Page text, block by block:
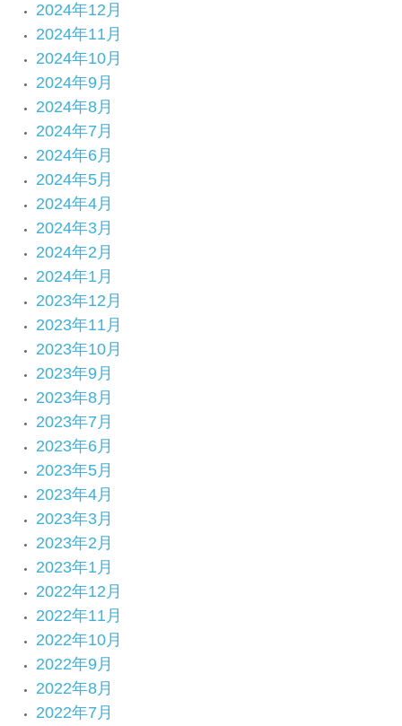
2024年12月
2024年11月
2024年10月
2024年9月
2024年8月
2024年7月
2024年6月
2024年5月
2024年4月
2024年3月
2024年2月
2024年1月
2023年12月
2023年11月
2023年10月
2023年9月
2023年8月
2023年7月
2023年6月
2023年5月
2023年4月
2023年3月
2023年2月
2023年1月
2022年12月
2022年11月
2022年10月
2022年9月
2022年8月
2022年7月